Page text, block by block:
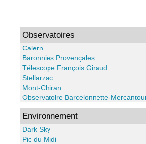
Observatoires
Calern
Baronnies Provençales
Télescope François Giraud
Stellarzac
Mont-Chiran
Observatoire Barcelonnette-
Environnement
Dark Sky
Pic du Midi